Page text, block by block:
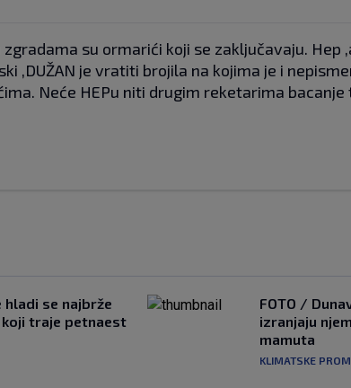
su ormarići koji se zaključavaju. Hep
,DUŽAN je vratiti brojila na kojima je i
Neće HEPu niti drugim reketarima
hladi se najbrže
traje petnaest
FOTO /
izranjaju
mamuta
KLIMATSKE